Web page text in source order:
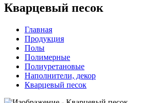
Кварцевый песок
Главная
Продукция
Полы
Полимерные
Полиуретановые
Наполнители, декор
Кварцевый песок